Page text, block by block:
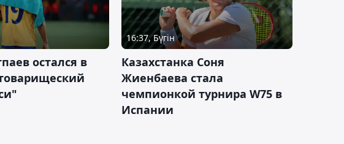
остался в
16:37, Бүгін
Казахстанка Соня
Жиенбаева стала
чемпионкой турнира W75 в
Испании